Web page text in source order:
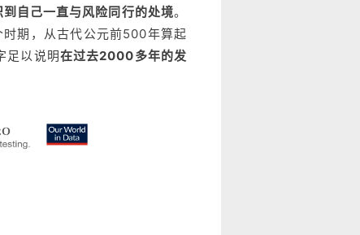
自己一直与风险同行的处境。
期，从古代公元前500年算起
足以说明在过去2000多年的发